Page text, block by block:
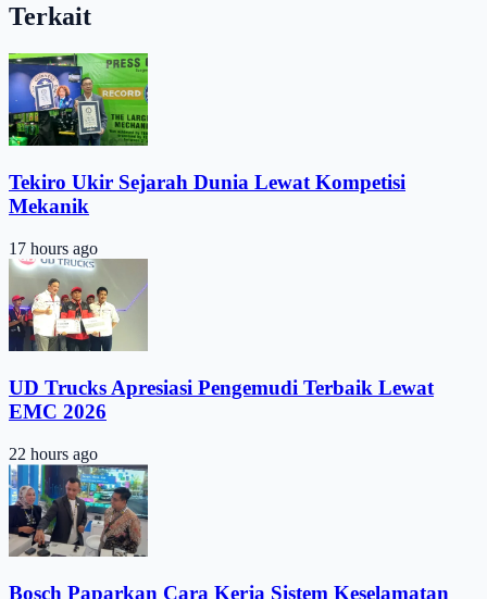
Terkait
Tekiro Ukir Sejarah Dunia Lewat Kompetisi
Mekanik
17 hours ago
UD Trucks Apresiasi Pengemudi Terbaik Lewat
EMC 2026
22 hours ago
Bosch Paparkan Cara Kerja Sistem Keselamatan